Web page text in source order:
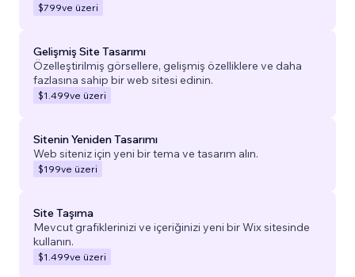
$799ve üzeri
Gelişmiş Site Tasarımı
Özelleştirilmiş görsellere, gelişmiş özelliklere ve daha
fazlasına sahip bir web sitesi edinin.
$1.499ve üzeri
Sitenin Yeniden Tasarımı
Web siteniz için yeni bir tema ve tasarım alın.
$199ve üzeri
Site Taşıma
Mevcut grafiklerinizi ve içeriğinizi yeni bir Wix sitesinde
kullanın.
$1.499ve üzeri